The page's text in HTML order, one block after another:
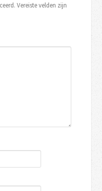
Vereiste velden zijn